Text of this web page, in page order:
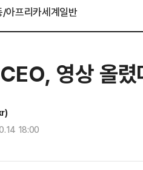
/아프리카세계일반
영상 올
18:00